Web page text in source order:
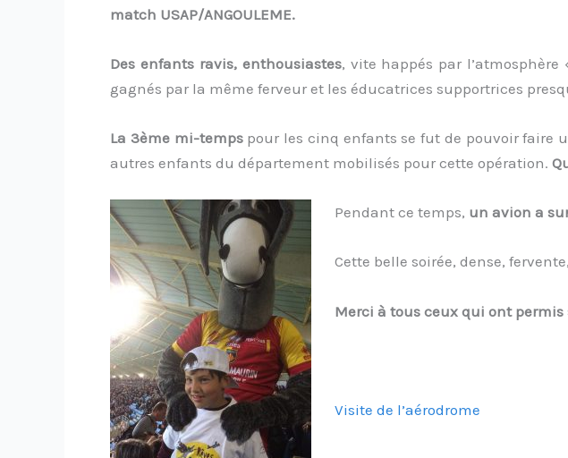
match USAP/ANGOULEME.
Des enfants ravis, enthousiastes, vite happés par l’atmosphère
gagnés par la même ferveur et les éducatrices supportrices
La 3ème mi-tempspour les cinq enfants se fut de pouvoir faire
autres enfants du département mobilisés pour cette opération.
Pendant ce temps, un avion a
Cette belle soirée, dense,
Merci à tous ceux qui ont permis
Visite de l’aérodrome